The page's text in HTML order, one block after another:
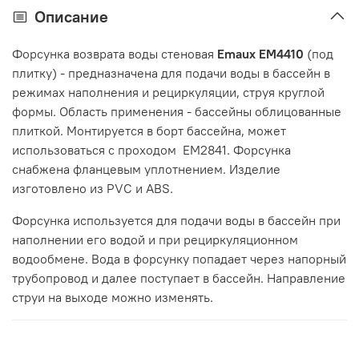
Описание
Форсунка возврата воды стеновая Emaux EM4410 (под
плитку) - предназначена для подачи воды в бассейн в
режимах наполнения и рециркуляции, струя круглой
формы. Область применения - бассейны облицованные
плиткой. Монтируется в борт бассейна, может
использоваться с проходом EM2841. Форсунка
снабжена фланцевым уплотнением. Изделие
изготовлено из PVC и ABS.
Форсунка используется для подачи воды в бассейн при
наполнении его водой и при рециркуляционном
водообмене. Вода в форсунку попадает через напорный
трубопровод и далее поступает в бассейн. Направление
струи на выходе можно изменять.